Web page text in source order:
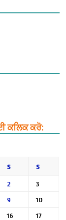
ਕਲਿਕ ਕਰੋ:
S S
2
3
9
10
16
17